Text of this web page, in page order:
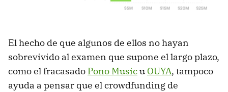
El hecho de que algunos de ellos no hayan
sobrevivido al examen que supone el largo plazo,
como el fracasado Pono Musicu OUYA, tampoco
ayuda a pensar que el crowdfunding de